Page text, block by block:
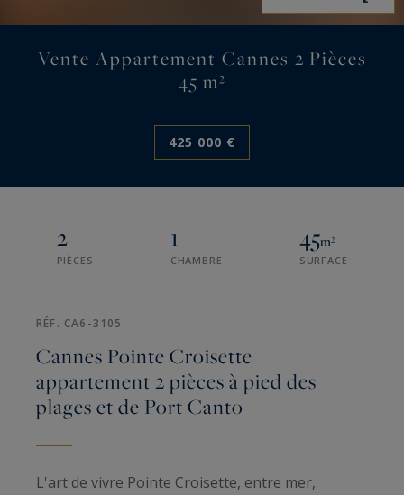
Vente Appartement Cannes 2 Pièces
45 m²
425 000 €
2
PIÈCES
1
CHAMBRE
45m²
SURFACE
RÉF. CA6-3105
Cannes Pointe Croisette
appartement 2 pièces à pied des
plages et de Port Canto
L'art de vivre Pointe Croisette, entre mer,